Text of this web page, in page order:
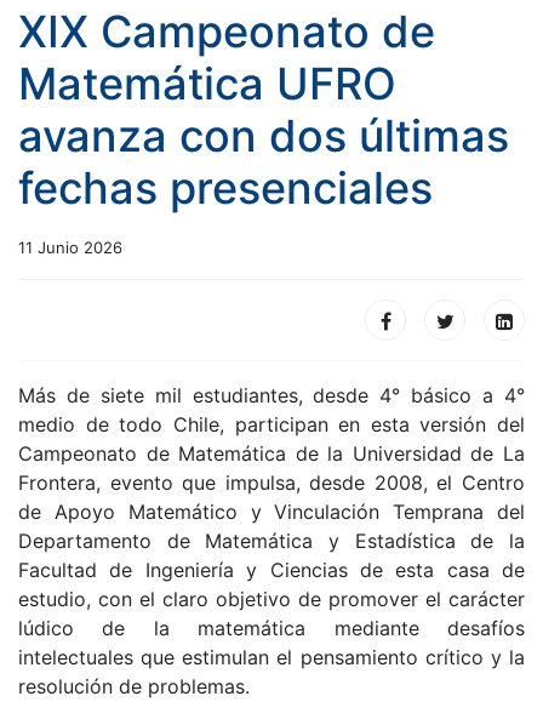
XIX Campeonato de
Matemática UFRO
avanza con dos últimas
fechas presenciales
11 Junio 2026
Más de siete mil estudiantes, desde 4° básico a 4°
medio de todo Chile, participan en esta versión del
Campeonato de Matemática de la Universidad de La
Frontera, evento que impulsa, desde 2008, el Centro
de Apoyo Matemático y Vinculación Temprana del
Departamento de Matemática y Estadística de la
Facultad de Ingeniería y Ciencias de esta casa de
estudio, con el claro objetivo de promover el carácter
lúdico de la matemática mediante desafíos
intelectuales que estimulan el pensamiento crítico y la
resolución de problemas.